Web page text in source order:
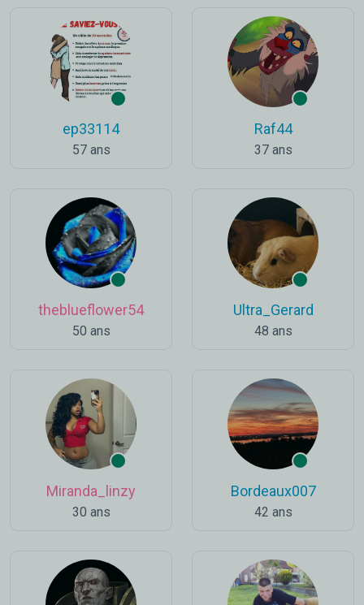
ep33114
57 ans
Raf44
37 ans
theblueflower54
50 ans
Ultra_Gerard
48 ans
Miranda_linzy
30 ans
Bordeaux007
42 ans